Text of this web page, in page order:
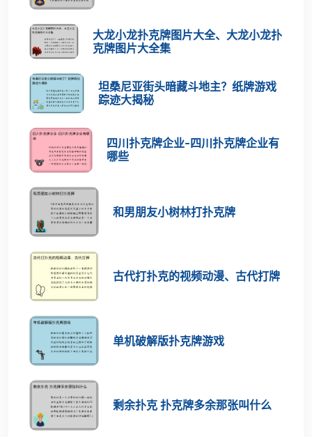
大龙小龙扑克牌图片大全、大龙小龙扑
克牌图片大全集
坦桑尼亚街头暗藏斗地主？纸牌游戏
踪迹大揭秘
四川扑克牌企业-四川扑克牌企业有
哪些
和男朋友小树林打扑克牌
古代打扑克的视频动漫、古代打牌
单机破解版扑克牌游戏
剩余扑克 扑克牌多余那张叫什么